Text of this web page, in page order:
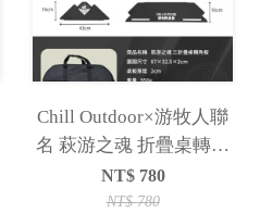
Chill Outdoor×游牧人聯
名 萩游之魂 折疊桌轉角
板 [3.5單位桌、五單桌
配件]
NT$ 780
NT$780